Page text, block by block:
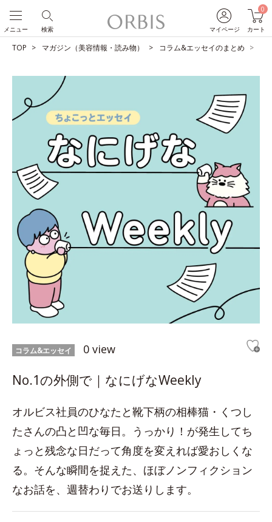
マイページ
0
カート
検索
メニュー
TOP マガジン（美容情報・読み物） コラム&エッセイのまとめ
コラム&エッセイ 0 view
No.1の外側で｜なにげなWeekly
オルビス社員のひなたと靴下柄の相棒猫・くつし
たさんの凸と凹な毎日。うっかり！が発生してち
ょっと残念な日だって角度を変えれば愛おしくな
る。そんな瞬間を捉えた、ほぼノンフィクション
なお話を、週替わりでお送りします。